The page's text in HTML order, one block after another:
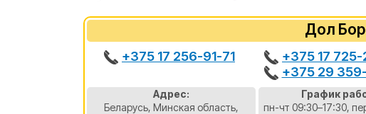
Дол
+375 17 256-91-71 +375 17
+375 29
Адрес:
Беларусь, Минская область,
График
пн-чт 09:30–17:30,